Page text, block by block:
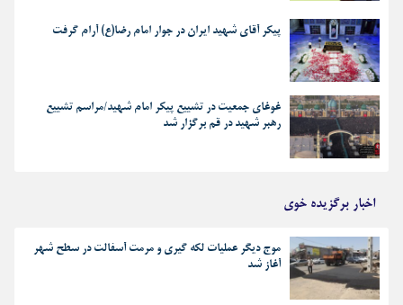
پیکر آقای شهید ایران در جوار امام رضا(ع) آرام گرفت
غوغای جمعیت در تشییع پیکر امام شهید/مراسم تشییع
رهبر شهید در قم برگزار شد
اخبار برگزیده خوی
موج دیگر عملیات لکه گیری و مرمت آسفالت در سطح شهر
آغاز شد